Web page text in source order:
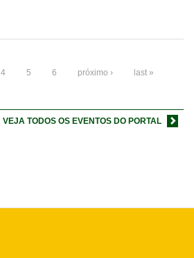
4 5 6 próximo › last »
VEJA TODOS OS EVENTOS DO PORTAL